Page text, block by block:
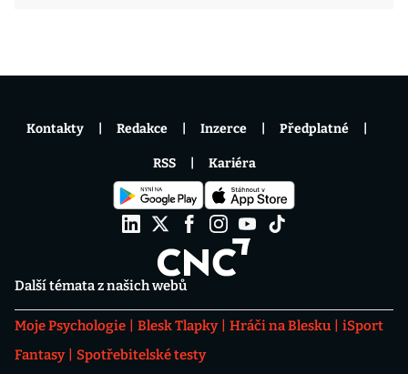
Další témata z našich webů
Moje Psychologie Blesk Tlapky Hráči na Blesku
iSport
Fantasy
Spotřebitelské testy
Kontakty Redakce Inzerce Předplatné
RSS Kariéra